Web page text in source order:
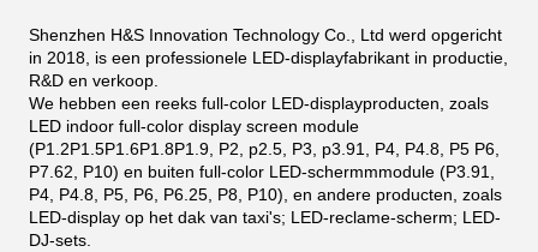
Shenzhen H&S Innovation Technology Co., Ltd werd opgericht
in 2018, is een professionele LED-displayfabrikant in productie,
R&D en verkoop.
We hebben een reeks full-color LED-displayproducten, zoals
LED indoor full-color display screen module
(P1.2P1.5P1.6P1.8P1.9, P2, p2.5, P3, p3.91, P4, P4.8, P5 P6,
P7.62, P10) en buiten full-color LED-schermmmodule (P3.91,
P4, P4.8, P5, P6, P6.25, P8, P10), en andere producten, zoals
LED-display op het dak van taxi's; LED-reclame-scherm; LED-
DJ-sets.